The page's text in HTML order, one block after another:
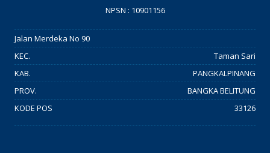
NPSN : 10901156
Jalan Merdeka No 90
KEC.
Taman Sari
KAB.
PANGKALPINANG
PROV.
BANGKA BELITUNG
KODE POS
33126